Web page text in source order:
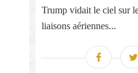
Trump vidait le ciel sur
liaisons aériennes...